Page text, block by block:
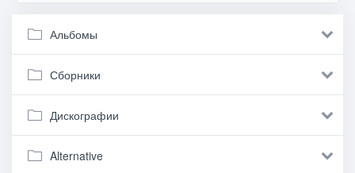
Альбомы
Сборники
Дискографии
Alternative